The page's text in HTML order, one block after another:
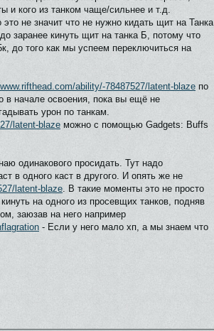
и кого из танком чаще/сильнее и т.д.
не значит что не нужно кидать щит на Танка
заранее кинуть щит на танка Б, потому что
до того как мы успеем переключиться на
ability/-78487527/latent-blaze по
в начале освоения, пока вы ещё не
урон по танкам.
latent-blaze можно с помощью Gadgets: Buffs
одинакового просидать. Тут надо
в одного каст в другого. И опять же не
latent-blaze. В такие моменты это не просто
на одного из просевщих танков, подняв
заюзав на него например
- Если у него мало хп, а мы знаем что